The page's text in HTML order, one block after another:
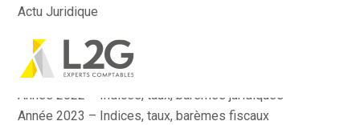
Aller
au
Actu Juridique
Actualité
Année 2022 – Indices, taux, barèmes fiscaux
Année 2022 – Indices, taux, barèmes juridiques
Année 2023 – Indices, taux, barèmes fiscaux